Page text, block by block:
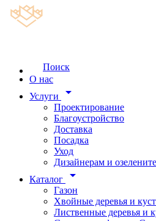
Поиск
О нас
Услуги
arrow_drop_down
Проектирование
Благоустройство
Доставка
Посадка
Уход
Дизайнерам и
Каталог
arrow_drop_down
Газон
Хвойные деревья и
Лиственные деревья и